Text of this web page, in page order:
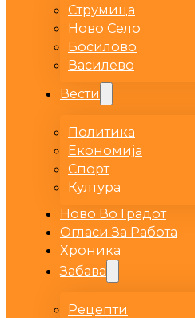
Струмица
Ново Село
Босилово
Василево
Вести
Политика
Економија
Спорт
Култура
Ново Во Градот
Огласи За Работа
Хроника
Забава
Рецепти